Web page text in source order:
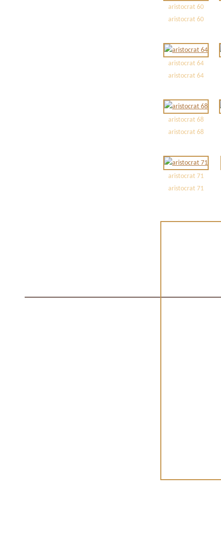
aristocrat 60
aristocrat 60
aristocrat 64
aristocrat 64
aristocrat 68
aristocrat 68
aristocrat 71
aristocrat 71